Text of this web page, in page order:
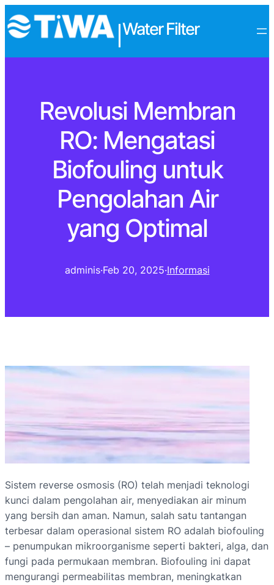
Water Filter
Revolusi Membran
RO: Mengatasi
Biofouling untuk
Pengolahan Air
yang Optimal
adminis·Feb 20, 2025·Informasi
Sistem reverse osmosis (RO) telah menjadi teknologi
kunci dalam pengolahan air, menyediakan air minum
yang bersih dan aman. Namun, salah satu tantangan
terbesar dalam operasional sistem RO adalah biofouling
– penumpukan mikroorganisme seperti bakteri, alga, dan
fungi pada permukaan membran. Biofouling ini dapat
mengurangi permeabilitas membran, meningkatkan